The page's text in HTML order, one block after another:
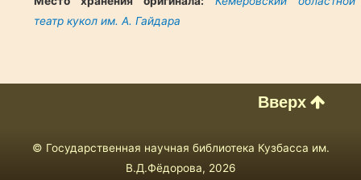
театр кукол им. А. Гайдара
Вверх
© Государственная научная библиотека Кузбасса им.
В.Д.Фёдорова, 2026